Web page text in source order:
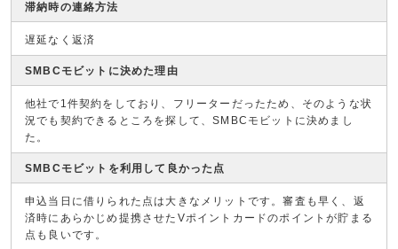
滞納時の連絡方法
遅延なく返済
SMBCモビットに決めた理由
他社で1件契約をしており、フリーターだったため、そのような状
況でも契約できるところを探して、SMBCモビットに決めまし
た。
SMBCモビットを利用して良かった点
申込当日に借りられた点は大きなメリットです。審査も早く、返
済時にあらかじめ提携させたVポイントカードのポイントが貯まる
点も良いです。